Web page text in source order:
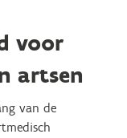
voor
artsen
van de